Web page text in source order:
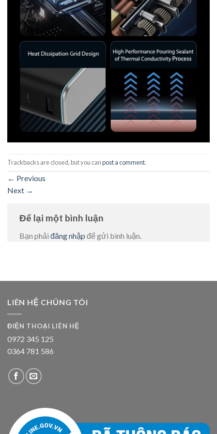
Trackbacks are closed, but you canpost a comment.
← Previous
Next →
Để lại một bình luận
Bạn phải đăng nhập để gửi bình luận.
LIÊN HỆ CHÚNG TÔI
ĐIỆN THOẠI LIÊN HỆ
0972 345 125
0364 781 586